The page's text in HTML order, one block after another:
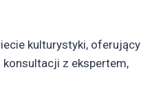
kulturystyki, oferujący
z ekspertem,